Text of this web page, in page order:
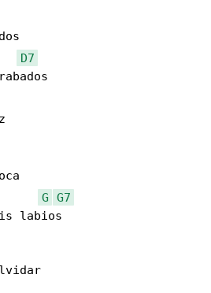
D7
G
G7
labios